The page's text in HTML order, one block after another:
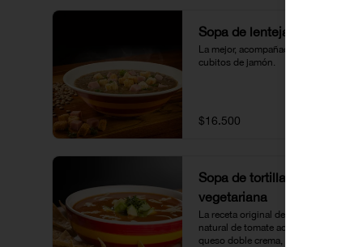
Sopa de lentejas
La mejor, acompañada de crutones y
cubitos de jamón.
$16.500
Sopa de tortilla
vegetariana
La receta original de Lupita: Caldo
natural de tomate acompañado
queso doble crema, aguacate y